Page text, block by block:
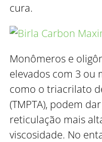
cura.
Monômeros e
elevados com 3 ou
como o triacrilato
(TMPTA), podem
reticulação mais
viscosidade. No